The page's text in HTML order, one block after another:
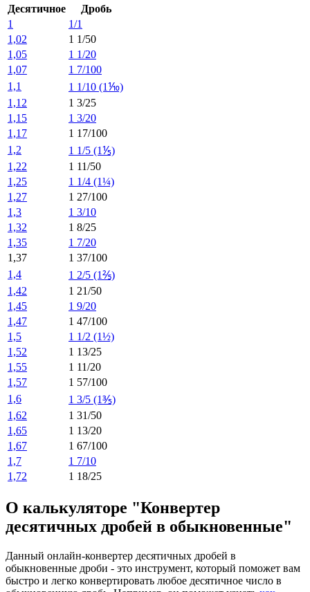
Десятичное
Дробь
1
1/1
1,02
1 1/50
1,05
1 1/20
1,07
1 7/100
1,1
1 1/10 (1⅒)
1,12
1 3/25
1,15
1 3/20
1,17
1 17/100
1,2
1 1/5 (1⅕)
1,22
1 11/50
1,25
1 1/4 (1¼)
1,27
1 27/100
1,3
1 3/10
1,32
1 8/25
1,35
1 7/20
1,37
1 37/100
1,4
1 2/5 (1⅖)
1,42
1 21/50
1,45
1 9/20
1,47
1 47/100
1,5
1 1/2 (1½)
1,52
1 13/25
1,55
1 11/20
1,57
1 57/100
1,6
1 3/5 (1⅗)
1,62
1 31/50
1,65
1 13/20
1,67
1 67/100
1,7
1 7/10
1,72
1 18/25
О калькуляторе "Конвертер
десятичных дробей в обыкновенные"
Данный онлайн-конвертер десятичных дробей в
обыкновенные дроби - это инструмент, который поможет вам
быстро и легко конвертировать любое десятичное число в